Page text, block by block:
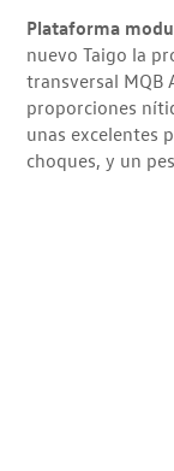
Plataforma
nuevo Taigo la
transversal MQB
proporciones
unas excelentes
choques, y un